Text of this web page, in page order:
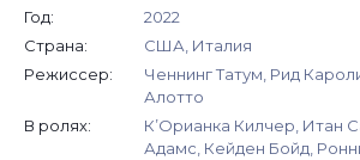
Год:
2022
Страна:
США, Италия
Режиссер:
Ченнинг Татум, Рид
Алотто
В ролях:
К’Орианка Килчер, Итан
Адамс, Кейден Бойд,